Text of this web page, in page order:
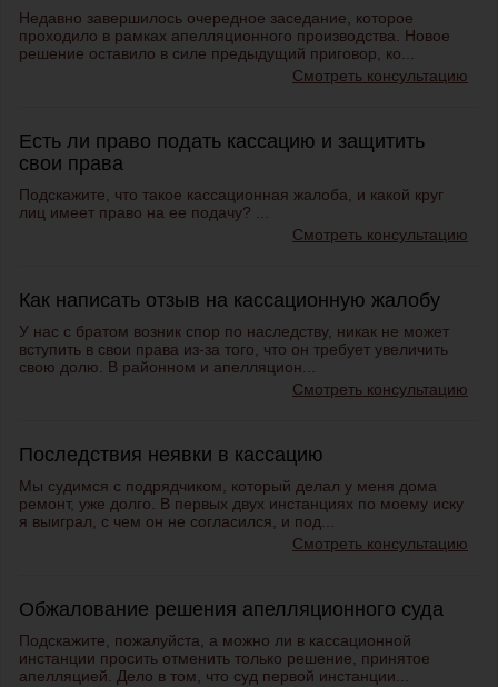
Недавно завершилось очередное заседание, которое
проходило в рамках апелляционного производства. Новое
решение оставило в силе предыдущий приговор, ко...
Смотреть консультацию
Есть ли право подать кассацию и защитить
свои права
Подскажите, что такое кассационная жалоба, и какой круг
лиц имеет право на ее подачу? ...
Смотреть консультацию
Как написать отзыв на кассационную жалобу
У нас с братом возник спор по наследству, никак не может
вступить в свои права из-за того, что он требует увеличить
свою долю. В районном и апелляцион...
Смотреть консультацию
Последствия неявки в кассацию
Мы судимся с подрядчиком, который делал у меня дома
ремонт, уже долго. В первых двух инстанциях по моему иску
я выиграл, с чем он не согласился, и под...
Смотреть консультацию
Обжалование решения апелляционного суда
Подскажите, пожалуйста, а можно ли в кассационной
инстанции просить отменить только решение, принятое
апелляцией. Дело в том, что суд первой инстанции...